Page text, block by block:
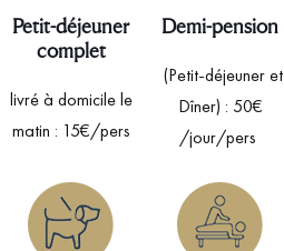
Petit-déjeuner
complet
livré à domicile le
matin : 15€/pers
Demi-pension
(Petit-déjeuner et
Dîner) : 50€
/jour/pers